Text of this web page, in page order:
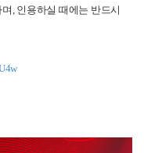
, 인용하실 때에는 반드시